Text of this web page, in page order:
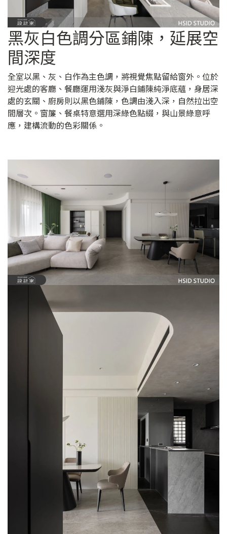
黑灰白色調分區鋪陳，延展空
間深度
全室以黑、灰、白作為主色調，將視覺焦點留給窗外。位於
迎光處的客廳、餐廳運用淺灰與淨白鋪陳純淨底蘊，身居深
處的玄關、廚房則以黑色鋪陳，色調由淺入深，自然拉出空
間層次。窗簾、餐桌特意選用深綠色點綴，與山景綠意呼
應，建構流動的色彩關係。